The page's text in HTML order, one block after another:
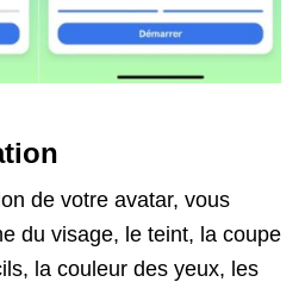
de votre avatar, vous
du visage, le teint, la coupe
la couleur des yeux, les